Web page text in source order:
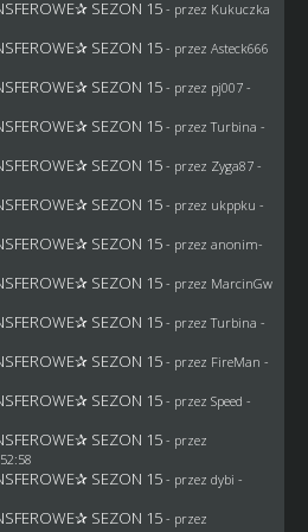
SEZON 15 - przez Kukuczka
SEZON 15 - przez Asteck666
SEZON 15 - przez pj007-
SEZON 15 - przez Turbina -
SEZON 15 - przez Zyga87-
SEZON 15 - przez ukppku -
SEZON 15 - przez anonim-
SEZON 15 - przez MarcinGw
SEZON 15 - przez Turbina -
SEZON 15 - przez FireMan -
SEZON 15 - przez Speed -
SEZON 15 - przez
SEZON 15 - przez dybi -
SEZON 15 - przez